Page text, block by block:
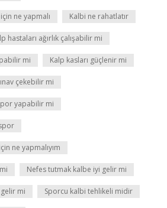
ne yapmalı Kalbi ne rahatlatır
hastaları ağırlık çalışabilir mi
mi Kalp kasları güçlenir mi
çekebilir mi
yapabilir mi
ne yapmalıyım
Nefes tutmak kalbe iyi gelir mi
mi Sporcu kalbi tehlikeli midir